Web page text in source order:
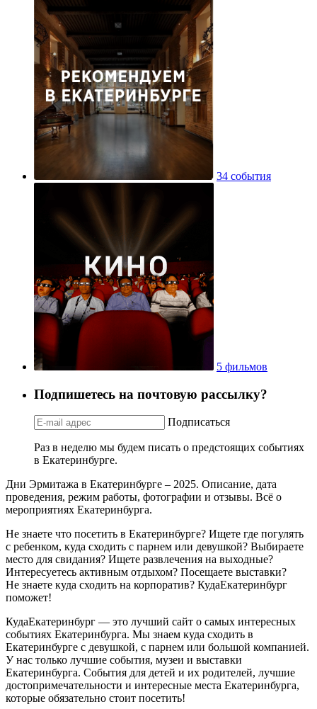
34 события
5 фильмов
Подпишетесь на почтовую рассылку?
Подписаться
Раз в неделю мы будем писать о предстоящих событиях
в Екатеринбурге.
Дни Эрмитажа в Екатеринбурге – 2025. Описание, дата
проведения, режим работы, фотографии и отзывы. Всё о
мероприятиях Екатеринбурга.
Не знаете что посетить в Екатеринбурге? Ищете где погулять
с ребенком, куда сходить с парнем или девушкой? Выбираете
место для свидания? Ищете развлечения на выходные?
Интересуетесь активным отдыхом? Посещаете выставки?
Не знаете куда сходить на корпоратив? КудаЕкатеринбург
поможет!
КудаЕкатеринбург — это лучший сайт о самых интересных
событиях Екатеринбурга. Мы знаем куда сходить в
Екатеринбурге с девушкой, с парнем или большой компанией.
У нас только лучшие события, музеи и выставки
Екатеринбурга. События для детей и их родителей, лучшие
достопримечательности и интересные места Екатеринбурга,
которые обязательно стоит посетить!